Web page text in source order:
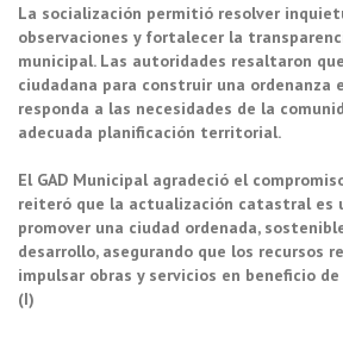
La socialización permitió resolver
observaciones y fortalecer la
municipal. Las autoridades resaltaron
ciudadana para construir una ordenanza
responda a las necesidades de la
adecuada planificación territorial.
El GAD Municipal agradeció el
reiteró que la actualización catastral es
promover una ciudad ordenada,
desarrollo, asegurando que los recursos
impulsar obras y servicios en beneficio
(I)